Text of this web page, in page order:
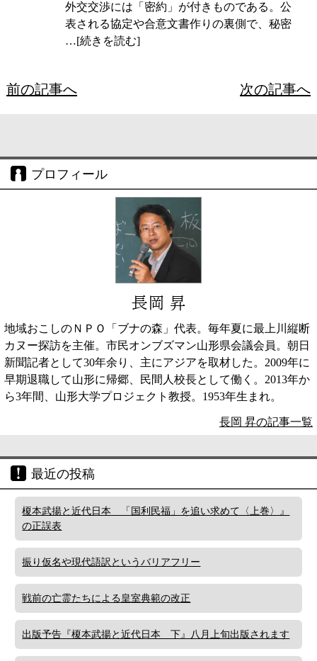
外交交渉には「密約」が付きものである。公
表される協定や合意文書作りの裏側で、秘密
…[続きを読む]
前の記事へ 次の記事へ
プロフィール
長岡 昇
地域おこしのＮＰＯ「ブナの森」代表。毎年夏に最上川縦断
カヌー探訪を主催。市民オンブズマン山形県会議会員。朝日
新聞記者として30年余り、主にアジアを取材した。2009年に
早期退職して山形に帰郷、民間人校長として働く。2013年か
ら3年間、山形大学プロジェクト教授。1953年生まれ。
長岡 昇の記事一覧
最近の投稿
榎本武揚と近代日本 「国利民福」を追い求めて〈上巻〉』
の正誤表
振り仮名や現代語訳というバリアフリー
戦前の亡霊たちによる皇室典範の改正
出版予告『榎本武揚と近代日本 下』八月上旬出版されます